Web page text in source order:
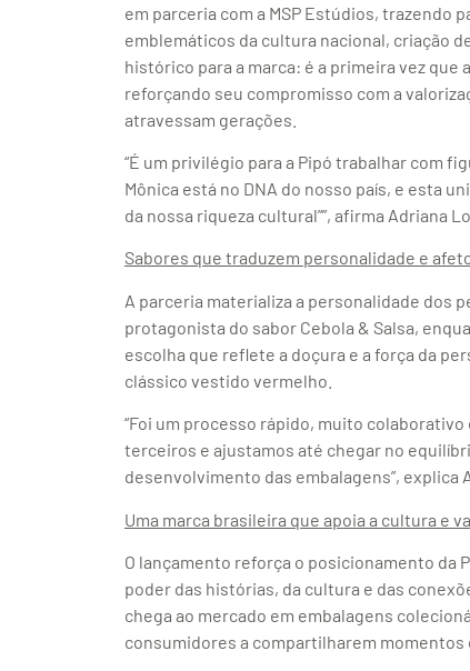
em parceria com a MSP Estúdios, trazendo
emblemáticos da cultura nacional, criação
histórico para a marca: é a primeira vez que
reforçando seu compromisso com a
atravessam gerações.
“É um privilégio para a Pipó trabalhar com
Mônica está no DNA do nosso país, e esta
da nossa riqueza cultural””, afirma Adriana
Sabores que traduzem personalidade e
A parceria materializa a personalidade dos
protagonista do sabor Cebola & Salsa,
escolha que reflete a doçura e a força da
clássico vestido vermelho.
“Foi um processo rápido, muito
terceiros e ajustamos até chegar no
desenvolvimento das embalagens”, explica
Uma marca brasileira que apoia a cultura e
O lançamento reforça o posicionamento da
poder das histórias, da cultura e das
chega ao mercado em embalagens
consumidores a compartilharem momentos